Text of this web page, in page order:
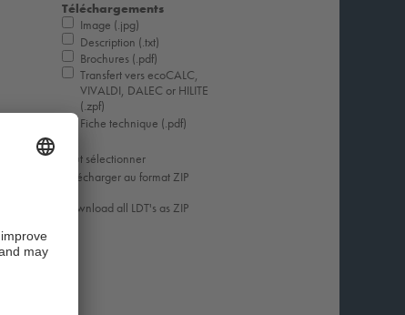
Téléchargements
Image (.jpg)
Description (.txt)
Brochures (.pdf)
Transfert vers ecoCALC,
VIVALDI, DALEC or HILITE
(.zpf)
Fiche technique (.pdf)
Tout sélectionner
Télécharger au format ZIP
Download all LDT's as ZIP